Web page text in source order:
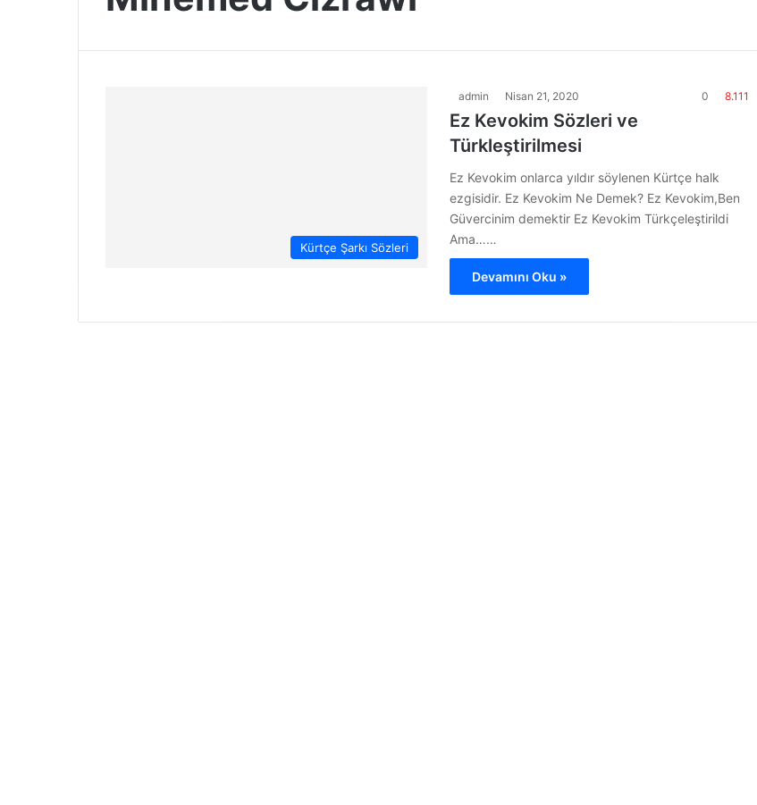
Kürtçe Şarkı Sözleri
admin Nisan 21, 2020 0 8.111
Ez Kevokim Sözleri ve
Türkleştirilmesi
Ez Kevokim onlarca yıldır söylenen Kürtçe halk
ezgisidir. Ez Kevokim Ne Demek? Ez Kevokim,Ben
Güvercinim demektir Ez Kevokim Türkçeleştirildi
Ama……
Devamını Oku »